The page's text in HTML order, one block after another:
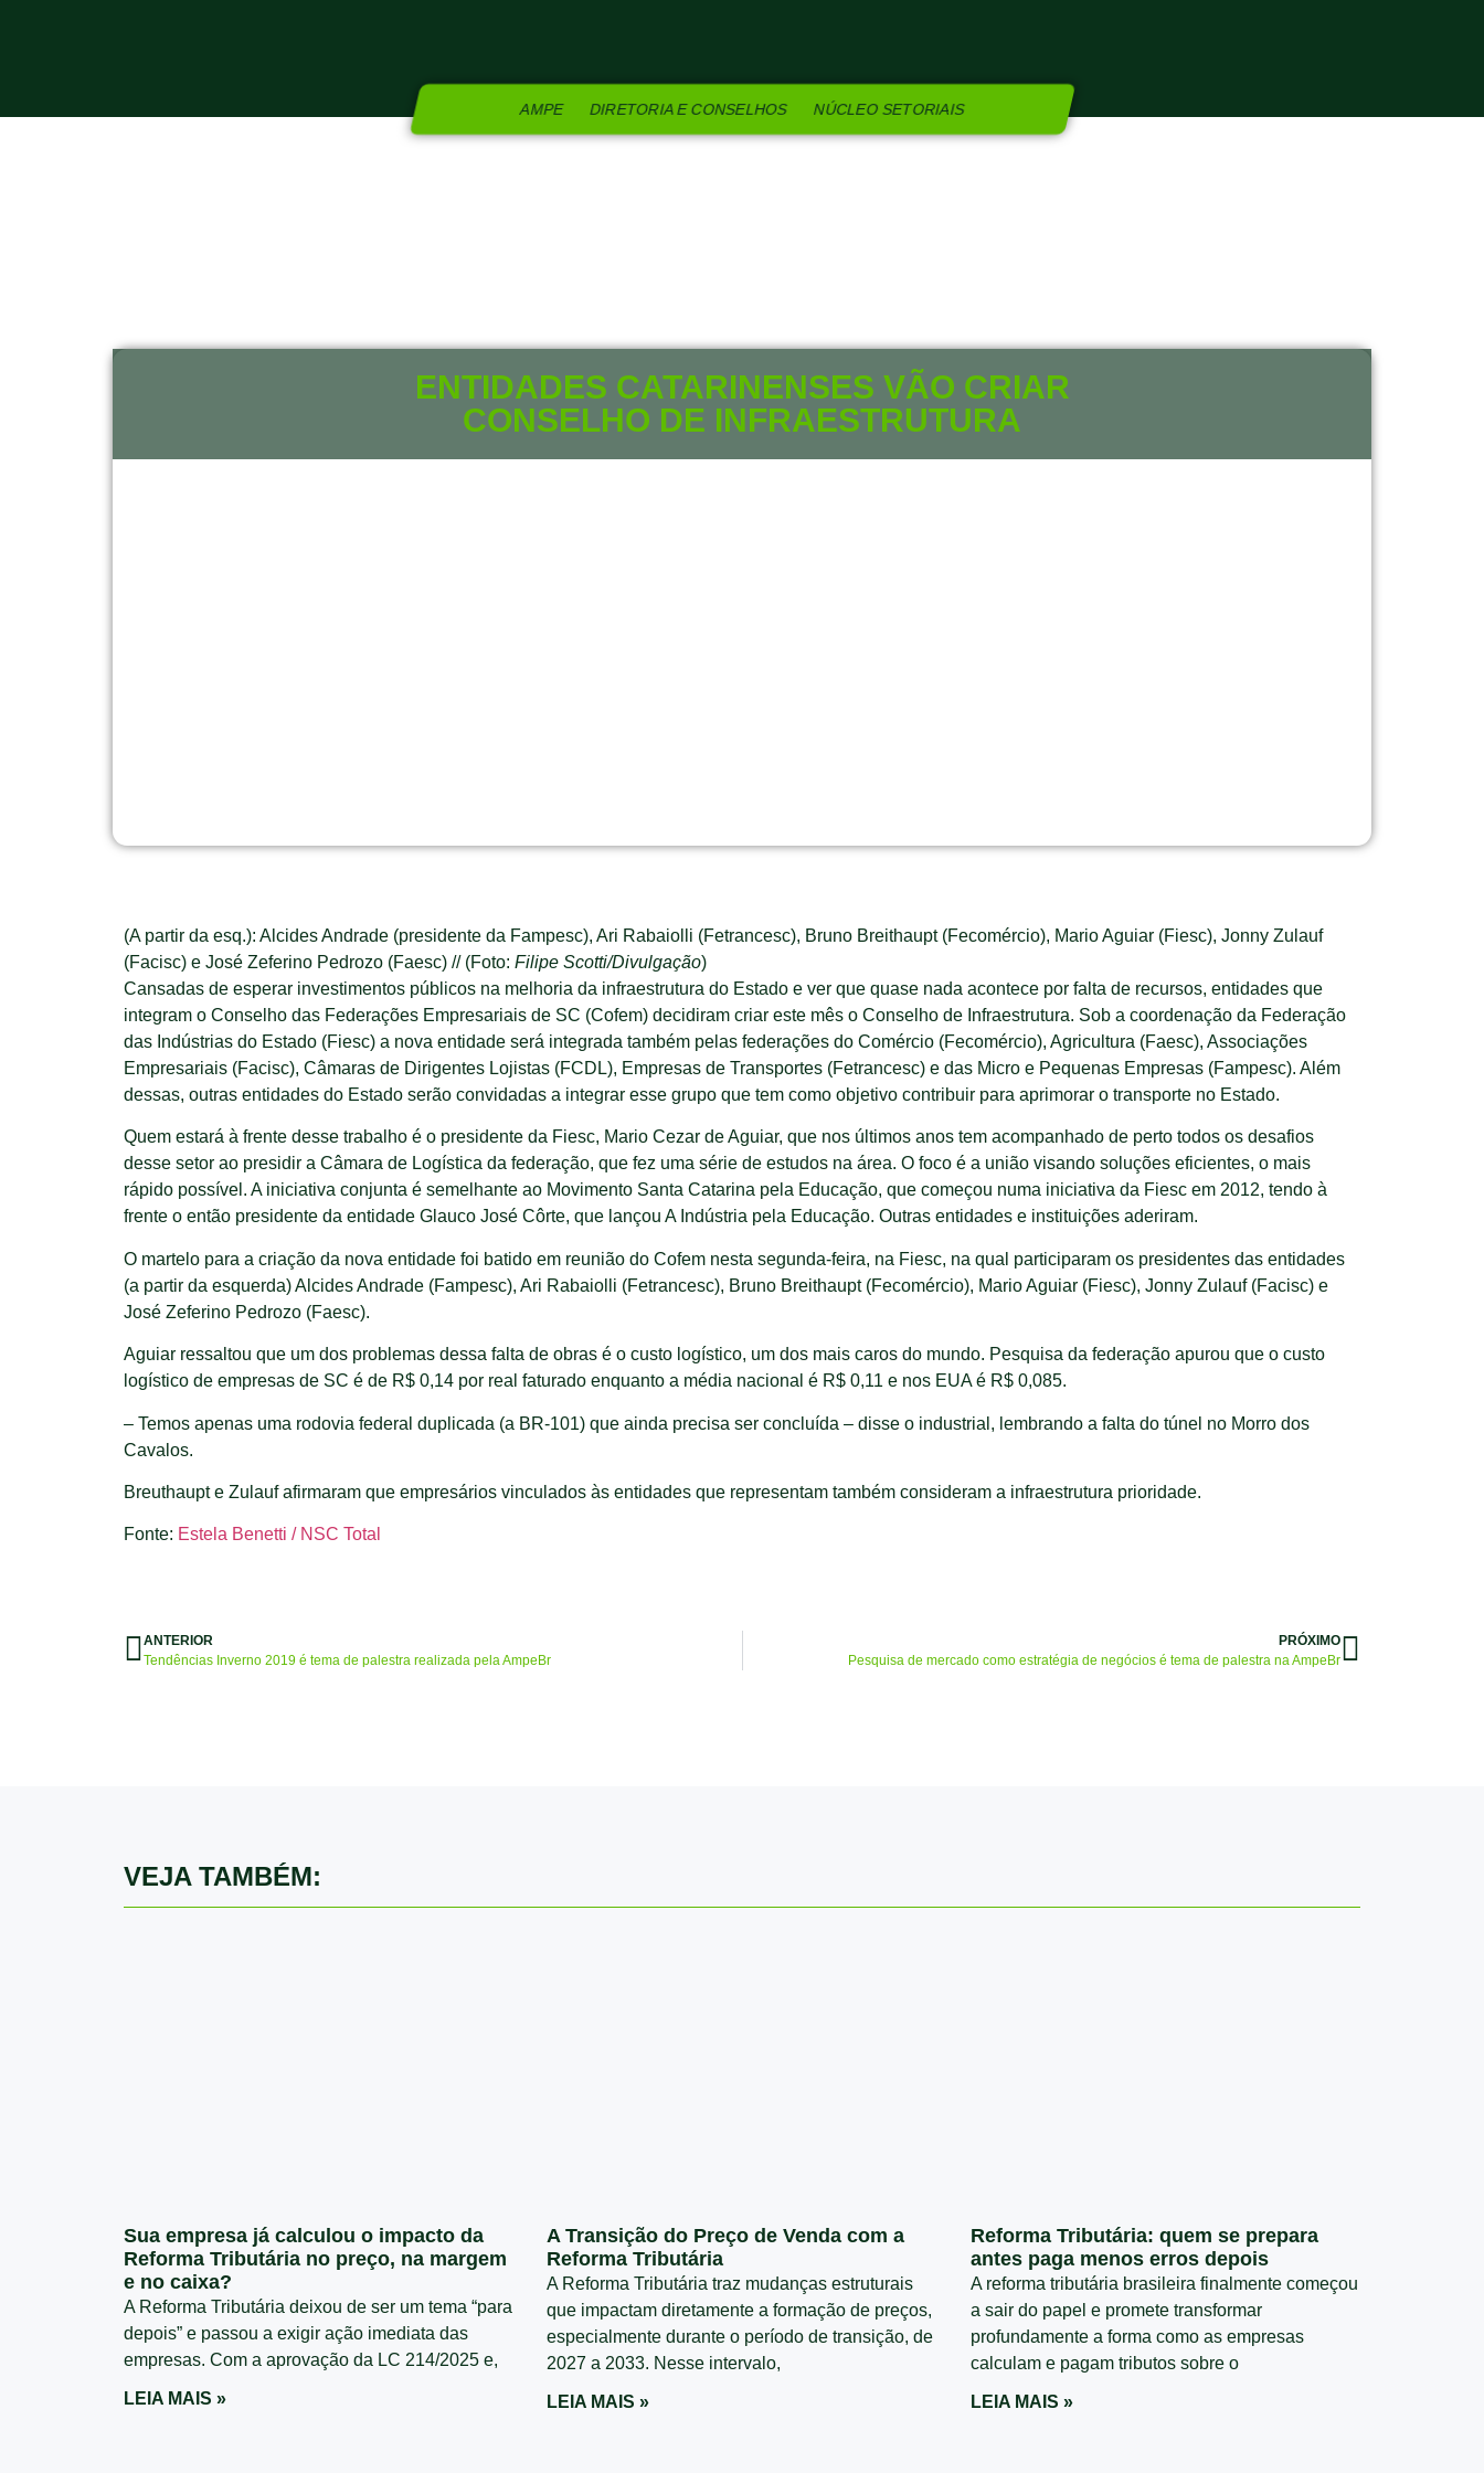
AMPE DIRETORIA E CONSELHOS NÚCLEO SETORIAIS
ENTIDADES CATARINENSES VÃO CRIAR
CONSELHO DE INFRAESTRUTURA
(A partir da esq.): Alcides Andrade (presidente da Fampesc), Ari Rabaiolli (Fetrancesc), Bruno Breithaupt (Fecomércio), Mario Aguiar (Fiesc), Jonny Zulauf
(Facisc) e José Zeferino Pedrozo (Faesc) // (Foto: Filipe Scotti/Divulgação)
Cansadas de esperar investimentos públicos na melhoria da infraestrutura do Estado e ver que quase nada acontece por falta de recursos, entidades que
integram o Conselho das Federações Empresariais de SC (Cofem) decidiram criar este mês o Conselho de Infraestrutura. Sob a coordenação da Federação
das Indústrias do Estado (Fiesc) a nova entidade será integrada também pelas federações do Comércio (Fecomércio), Agricultura (Faesc), Associações
Empresariais (Facisc), Câmaras de Dirigentes Lojistas (FCDL), Empresas de Transportes (Fetrancesc) e das Micro e Pequenas Empresas (Fampesc). Além
dessas, outras entidades do Estado serão convidadas a integrar esse grupo que tem como objetivo contribuir para aprimorar o transporte no Estado.
Quem estará à frente desse trabalho é o presidente da Fiesc, Mario Cezar de Aguiar, que nos últimos anos tem acompanhado de perto todos os desafios
desse setor ao presidir a Câmara de Logística da federação, que fez uma série de estudos na área. O foco é a união visando soluções eficientes, o mais
rápido possível. A iniciativa conjunta é semelhante ao Movimento Santa Catarina pela Educação, que começou numa iniciativa da Fiesc em 2012, tendo à
frente o então presidente da entidade Glauco José Côrte, que lançou A Indústria pela Educação. Outras entidades e instituições aderiram.
O martelo para a criação da nova entidade foi batido em reunião do Cofem nesta segunda-feira, na Fiesc, na qual participaram os presidentes das entidades
(a partir da esquerda) Alcides Andrade (Fampesc), Ari Rabaiolli (Fetrancesc), Bruno Breithaupt (Fecomércio), Mario Aguiar (Fiesc), Jonny Zulauf (Facisc) e
José Zeferino Pedrozo (Faesc).
Aguiar ressaltou que um dos problemas dessa falta de obras é o custo logístico, um dos mais caros do mundo. Pesquisa da federação apurou que o custo
logístico de empresas de SC é de R$ 0,14 por real faturado enquanto a média nacional é R$ 0,11 e nos EUA é R$ 0,085.
– Temos apenas uma rodovia federal duplicada (a BR-101) que ainda precisa ser concluída – disse o industrial, lembrando a falta do túnel no Morro dos
Cavalos.
Breuthaupt e Zulauf afirmaram que empresários vinculados às entidades que representam também consideram a infraestrutura prioridade.
Fonte: Estela Benetti / NSC Total
ANTERIOR
Tendências Inverno 2019 é tema de palestra realizada pela AmpeBr
PRÓXIMO
Pesquisa de mercado como estratégia de negócios é tema de palestra na AmpeBr
VEJA TAMBÉM:
Sua empresa já calculou o impacto da
Reforma Tributária no preço, na margem
e no caixa?
A Reforma Tributária deixou de ser um tema “para
depois” e passou a exigir ação imediata das
empresas. Com a aprovação da LC 214/2025 e,
LEIA MAIS »
A Transição do Preço de Venda com a
Reforma Tributária
A Reforma Tributária traz mudanças estruturais
que impactam diretamente a formação de preços,
especialmente durante o período de transição, de
2027 a 2033. Nesse intervalo,
LEIA MAIS »
Reforma Tributária: quem se prepara
antes paga menos erros depois
A reforma tributária brasileira finalmente começou
a sair do papel e promete transformar
profundamente a forma como as empresas
calculam e pagam tributos sobre o
LEIA MAIS »